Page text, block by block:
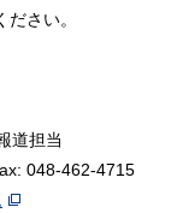
ださい。
道担当
048-462-4715